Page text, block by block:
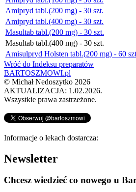
Amipryd tabl.(200 mg) - 30 szt.
Amipryd tabl.(400 mg) - 30 szt.
Masultab tabl.(200 mg) - 30 szt.
Masultab tabl.(400 mg) - 30 szt.
Amisulpryd Holsten tabl.(200 mg) - 60
Wróć do Indeksu preparatów
BARTOSZMOWI.pl
© Michał Nedoszytko 2026
AKTUALIZACJA: 1.02.2026.
Wszystkie prawa zastrzeżone.
Informacje o lekach dostarcza:
Newsletter
Chcesz wiedzieć co nowego u